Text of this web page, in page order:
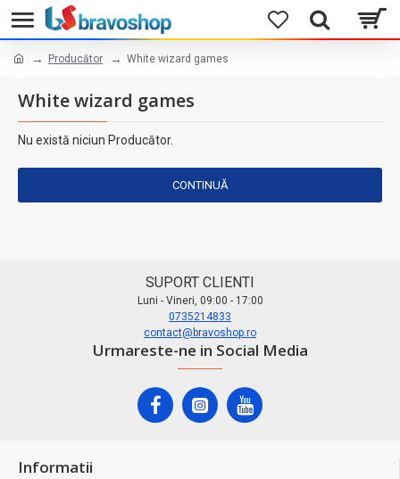
Producător White wizard games
White wizard games
Nu există niciun Producător.
CONTINUĂ
SUPORT CLIENTI
Luni - Vineri, 09:00 - 17:00
0735214833
contact@bravoshop.ro
Urmareste-ne in Social Media
Informatii